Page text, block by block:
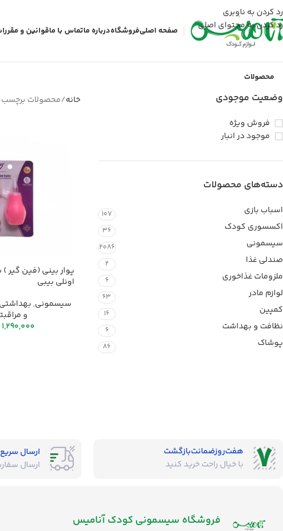
رد کردن به ناوبری
رد کردن به محتوای اصلی
صفحه اصلیفروشگاهدرباره ماتماس با ماقوانین و
محصولات
وضعیت موجودی
فروش ویژه
موجود در انبار
دسته‌های محصولات
اسباب بازی 107
اکسسوری کودک 36
سیسمونی 2086
صندلی غذا 2
ملزومات غذاخوری 6
لوازم مادر 63
کمپین 16
نظافت و بهداشت 6
پوشاک 86
خانه محصولات برچسب
پوار بینی (فین گیر
اونلی بیبی
سیسمونی,
و
1,290,000
هفت‌روز‌ضمانت‌بازگشت
با خیال راحت خرید کنید
ارسال سریع
ارسال
فروشگاه‌ سیسمونی کودک آنامیس